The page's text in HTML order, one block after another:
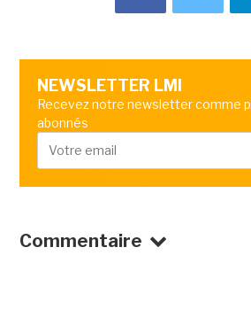
NEWSLETTER LMI
Recevez notre newsletter comme
abonnés
Commentaire